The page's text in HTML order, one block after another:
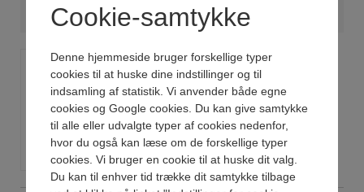
Login-infocenter
Softstart Quick Serie 3
Se datablad og 3D
Cookie-samtykke
Denne hjemmeside bruger forskellige typer
cookies til at huske dine indstillinger og til
indsamling af statistik. Vi anvender både egne
cookies og Google cookies. Du kan give samtykke
til alle eller udvalgte typer af cookies nedenfor,
hvor du også kan læse om de forskellige typer
cookies. Vi bruger en cookie til at huske dit valg.
Du kan til enhver tid trække dit samtykke tilbage